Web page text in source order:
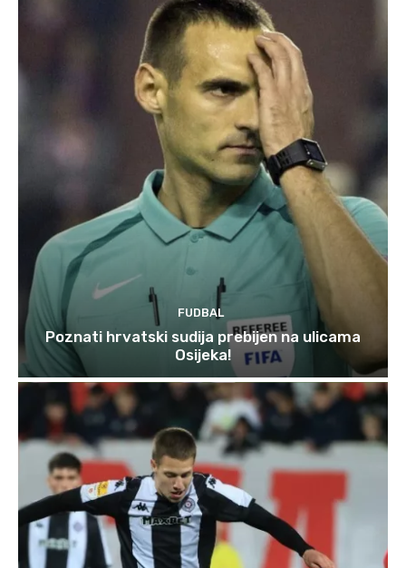
FUDBAL
Poznati hrvatski sudija prebijen na ulicama
Osijeka!